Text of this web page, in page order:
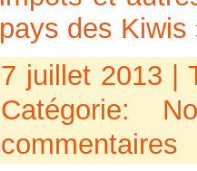
pays des Kiwis
7 juillet 2013 |
Catégorie:
commentaires